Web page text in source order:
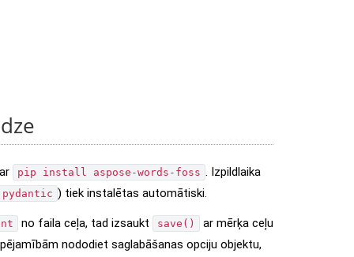
pip install aspose-words-foss . Izpildlaika
pydantic ) tiek instalētas automātiski.
no faila ceļa, tad izsaukt save()
ar mērķa ceļu
nododiet saglabāšanas opciju objektu,